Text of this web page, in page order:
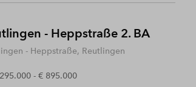
- Heppstraße 2. BA
- Heppstraße, Reutlingen
- € 895.000